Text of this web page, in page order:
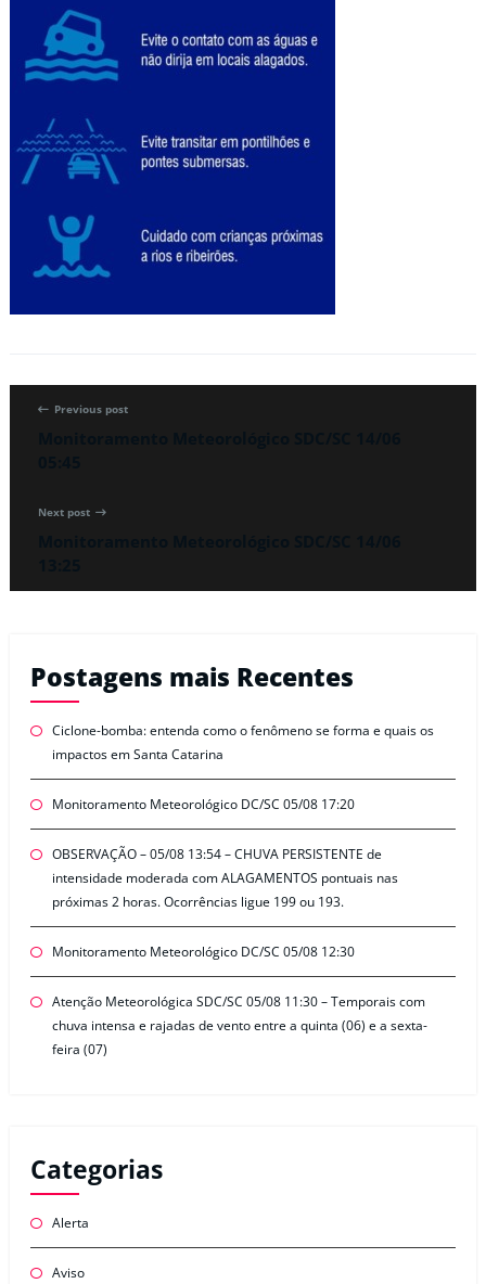
Previous post
Next post
Postagens mais Recentes
Ciclone-bomba: entenda como o fenômeno se forma e quais os
impactos em Santa Catarina
Monitoramento Meteorológico DC/SC 05/08 17:20
OBSERVAÇÃO – 05/08 13:54 – CHUVA PERSISTENTE de
intensidade moderada com ALAGAMENTOS pontuais nas
próximas 2 horas. Ocorrências ligue 199 ou 193.
Monitoramento Meteorológico DC/SC 05/08 12:30
Atenção Meteorológica SDC/SC 05/08 11:30 – Temporais com
chuva intensa e rajadas de vento entre a quinta (06) e a sexta-
feira (07)
Categorias
Alerta
Aviso